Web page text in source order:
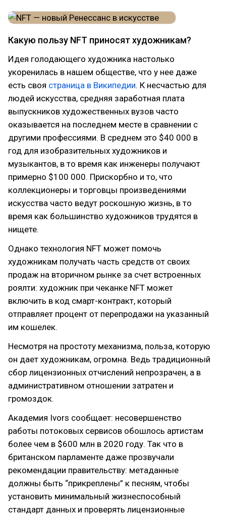
Какую пользу NFT приносят художникам?
Идея голодающего художника настолько
укоренилась в нашем обществе, что у нее даже
есть своя страница в Википедии. К несчастью для
людей искусства, средняя заработная плата
выпускников художественных вузов часто
оказывается на последнем месте в сравнении с
другими профессиями. В среднем это $40 000 в
год для изобразительных художников и
музыкантов, в то время как инженеры получают
примерно $100 000. Прискорбно и то, что
коллекционеры и торговцы произведениями
искусства часто ведут роскошную жизнь, в то
время как большинство художников трудятся в
нищете.
Однако технология NFT может помочь
художникам получать часть средств от своих
продаж на вторичном рынке за счет встроенных
роялти: художник при чеканке NFT может
включить в код смарт-контракт, который
отправляет процент от перепродажи на указанный
им кошелек.
Несмотря на простоту механизма, польза, которую
он дает художникам, огромна. Ведь традиционный
сбор лицензионных отчислений непрозрачен, а в
административном отношении затратен и
громоздок.
Академия Ivors сообщает: несовершенство
работы потоковых сервисов обошлось артистам
более чем в $600 млн в 2020 году. Так что в
британском парламенте даже прозвучали
рекомендации правительству: метаданные
должны быть “прикреплены” к песням, чтобы
установить минимальный жизнеспособный
стандарт данных и проверять лицензионные